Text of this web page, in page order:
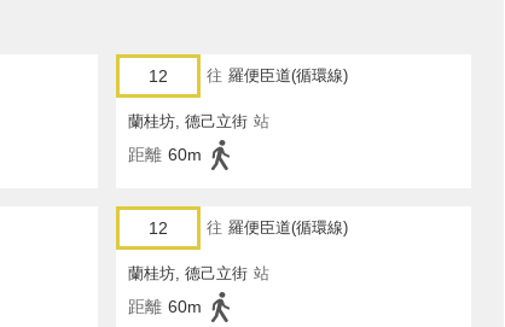
12 往 羅便臣道(循環線)
蘭桂坊, 德己立街 站
距離 60m
12 往 羅便臣道(循環線)
蘭桂坊, 德己立街 站
距離 60m